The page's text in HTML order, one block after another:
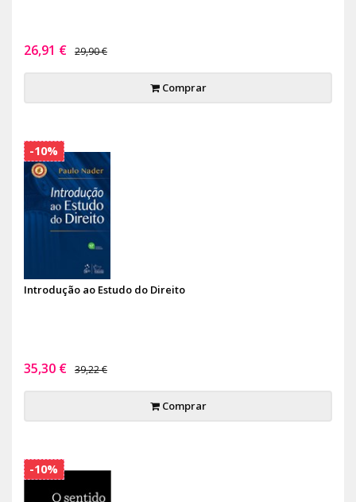
26,91 € 29,90 €
Comprar
Introdução ao Estudo do Direito
35,30 € 39,22 €
Comprar
-10%
-10%